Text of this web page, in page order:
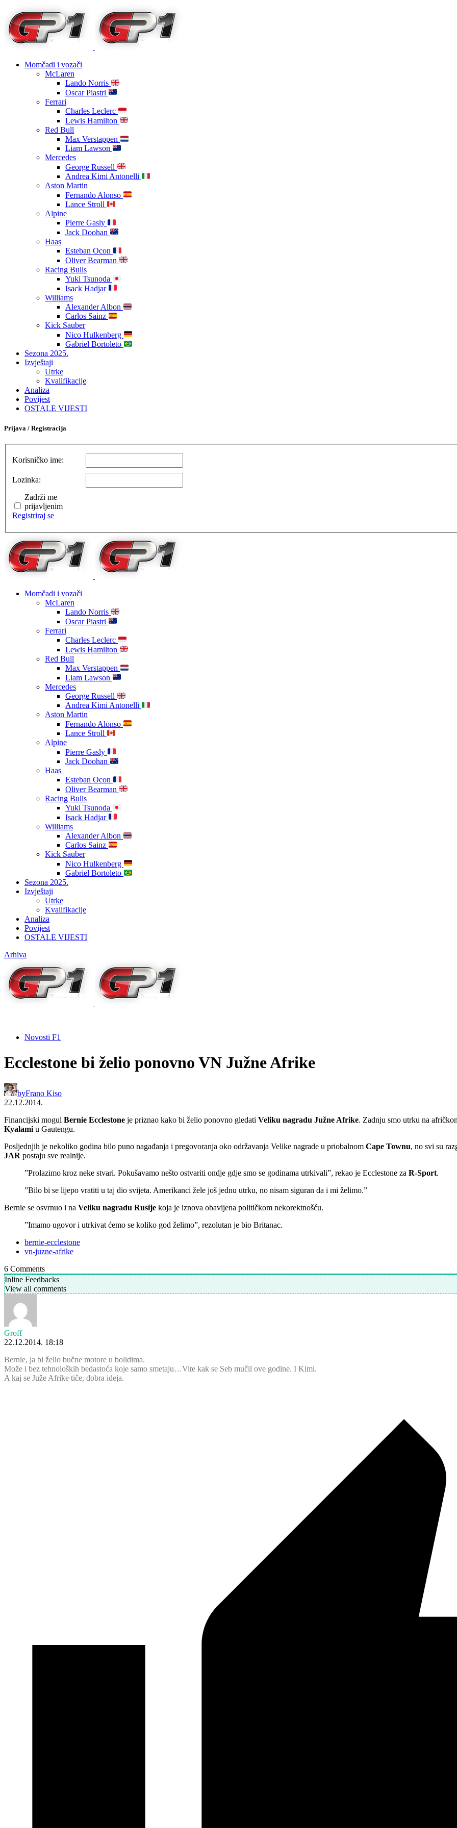
Momčadi i vozači
McLaren
Lando Norris
Oscar Piastri
Ferrari
Charles Leclerc
Lewis Hamilton
Red Bull
Max Verstappen
Liam Lawson
Mercedes
George Russell
Andrea Kimi Antonelli
Aston Martin
Fernando Alonso
Lance Stroll
Alpine
Pierre Gasly
Jack Doohan
Haas
Esteban Ocon
Oliver Bearman
Racing Bulls
Yuki Tsunoda
Isack Hadjar
Williams
Alexander Albon
Carlos Sainz
Kick Sauber
Nico Hulkenberg
Gabriel Bortoleto
Sezona 2025.
Izvještaji
Utrke
Kvalifikacije
Analiza
Povijest
OSTALE VIJESTI
Prijava / Registracija
Korisničko ime:
Lozinka:
Zadrži me
prijavljenim
Registriraj se
Momčadi i vozači
McLaren
Lando Norris
Oscar Piastri
Ferrari
Charles Leclerc
Lewis Hamilton
Red Bull
Max Verstappen
Liam Lawson
Mercedes
George Russell
Andrea Kimi Antonelli
Aston Martin
Fernando Alonso
Lance Stroll
Alpine
Pierre Gasly
Jack Doohan
Haas
Esteban Ocon
Oliver Bearman
Racing Bulls
Yuki Tsunoda
Isack Hadjar
Williams
Alexander Albon
Carlos Sainz
Kick Sauber
Nico Hulkenberg
Gabriel Bortoleto
Sezona 2025.
Izvještaji
Utrke
Kvalifikacije
Analiza
Povijest
OSTALE VIJESTI
Arhiva
Novosti F1
Ecclestone bi želio ponovno VN Južne Afrike
byFrano Kiso
22.12.2014.
Financijski mogul Bernie Ecclestone je priznao kako bi želio ponovno gledati Veliku nagradu Južne Afrike. Zadnju smo utrku na
Kyalami u Gautengu.
Posljednjih je nekoliko godina bilo puno nagađanja i pregovoranja oko održavanja Velike nagrade u priobalnom Cape Townu, no svi su
JAR postaju sve realnije.
”Prolazimo kroz neke stvari. Pokušavamo nešto ostvariti ondje gdje smo se godinama utrkivali”, rekao je Ecclestone za R-Sport.
”Bilo bi se lijepo vratiti u taj dio svijeta. Amerikanci žele još jednu utrku, no nisam siguran da i mi želimo.”
Bernie se osvrnuo i na Veliku nagradu Rusije koja je iznova obavijena političkom nekorektnošću.
”Imamo ugovor i utrkivat ćemo se koliko god želimo”, rezolutan je bio Britanac.
bernie-ecclestone
vn-juzne-afrike
6 Comments
Inline Feedbacks
View all comments
Groff
22.12.2014. 18:18
Bernie, ja bi želio bučne motore u bolidima.
Može i bez tehnoloških bedastoća koje samo smetaju…Vite kak se Seb mučil ove godine. I Kimi.
A kaj se Juže Afrike tiče, dobra ideja.